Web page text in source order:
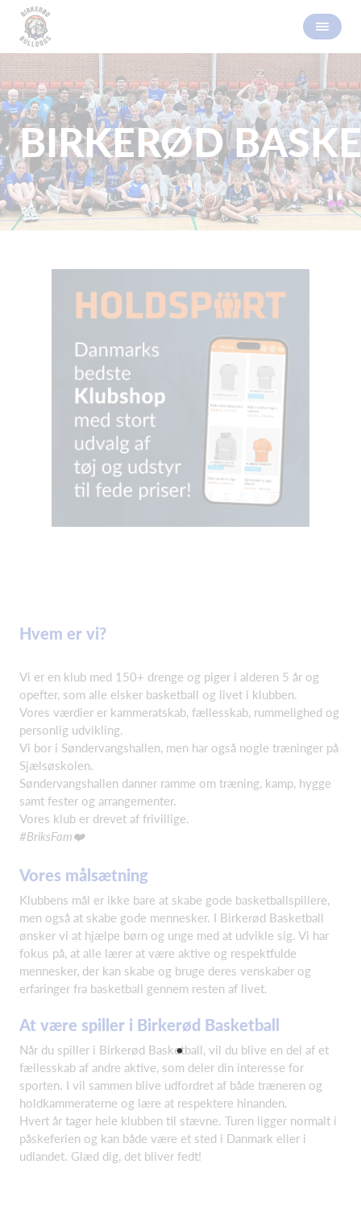
BIRKERØD
Hvem er vi?
Vi er en klub med 150+ drenge og piger i alderen 5 år og
opefter, som alle elsker basketball og livet i klubben.
Vores værdier er kammeratskab, fællesskab, rummelighed og
personlig udvikling.
Vi bor i Søndervangshallen, men har også nogle træninger på
Sjælsøskolen.
Søndervangshallen danner ramme om træning, kamp, hygge
samt fester og arrangementer.
Vores klub er drevet af frivillige.
#BriksFam❤️
Vores målsætning
Klubbens mål er ikke bare at skabe gode basketballspillere,
men også at skabe gode mennesker. I Birkerød Basketball
ønsker vi at hjælpe børn og unge med at udvikle sig. Vi har
fokus på, at alle lærer at være aktive og respektfulde
mennesker, der kan skabe og bruge deres venskaber og
erfaringer fra basketball gennem resten af livet.
At være spiller i Birkerød Basketball
Når du spiller i Birkerød Basketball, vil du blive en del af et
fællesskab af andre aktive, som deler din interesse for
sporten. I vil sammen blive udfordret af både træneren og
holdkammeraterne og lære at respektere hinanden.
Hvert år tager hele klubben til stævne. Turen ligger normalt i
påskeferien og kan både være et sted i Danmark eller i
udlandet. Glæd dig, det bliver fedt!